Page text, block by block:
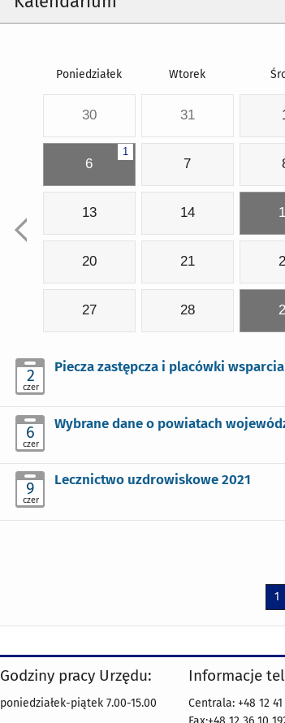
Poniedziałek Wtorek
30 31
1
6 7
13 14
20 21
27 28
2
czer
Piecza zastępcza i placówki
6
czer
Wybrane dane o powiatach
9
czer
Lecznictwo uzdrowiskowe 2021
1
Godziny pracy Urzędu:
poniedziałek-piątek 7.00-15.00
Informacje
Centrala: +48 12 41